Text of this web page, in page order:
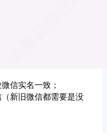
信实名一致；
新旧微信都需要是没